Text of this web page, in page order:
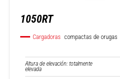
1050RT
Cargadoras compactas de orugas
Altura de elevación: totalmente
elevada